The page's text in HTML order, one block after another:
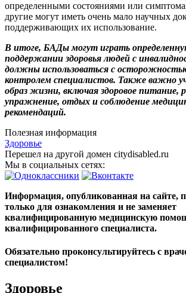
определенными состояниями или
другие могут иметь очень мало научных
поддерживающих их использование.
В итоге, БАДы могут играть
поддержании здоровья людей с
должны использоваться с
контролем специалистов. Также важно
образ жизни, включая здоровое питание,
упражнение, отдых и соблюдение
рекомендаций.
Полезная информация
Здоровье
Перешел на другой домен citydisabled.ru
Мы в социальных сетях:
Информация, опубликованная на сайте,
только для ознакомления и не заменяет
квалифицированную медицинскую
квалифицированного специалиста.
Обязательно проконсультируйтесь с
специалистом!
Здоровье